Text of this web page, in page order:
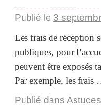
Publié le 3
Les frais de réception
publiques, pour
peuvent être exposés
Par exemple, les frais
Publié dans